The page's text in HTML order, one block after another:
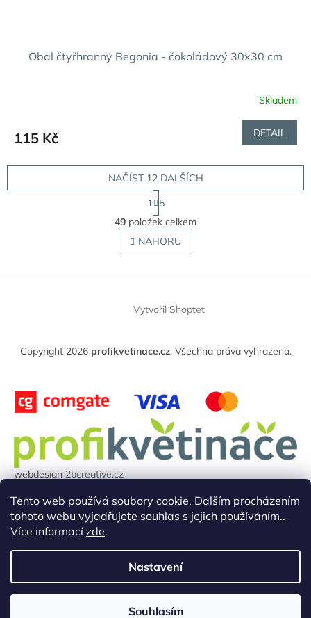
Tento web používá soubory cookie. Dalším procházením
tohoto webu vyjadřujete souhlas s jejich používáním..
Více informacízde.
Nastavení
Souhlasím
Obal čtyřhranný Begonia - čokoládový 30x30 cm
Skladem
115 Kč DETAIL
O
v
l
á
í
v
ý
p
i
s
u
NAČÍST 12 DALŠÍCH
S
t
r
á
n
k
v
n
í
1
5
49 položek celkem
NAHORU
Z
Vytvořil Shoptet
Copyright 2026 profikvetinace.cz. Všechna práva vyhrazena.
webdesign2bcreative.cz